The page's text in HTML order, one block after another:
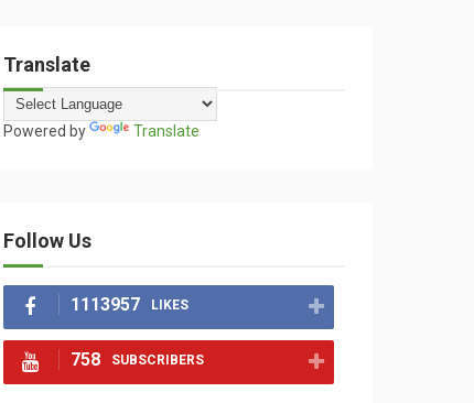
Translate
Powered by Translate
Follow Us
1113957 LIKES
758 SUBSCRIBERS